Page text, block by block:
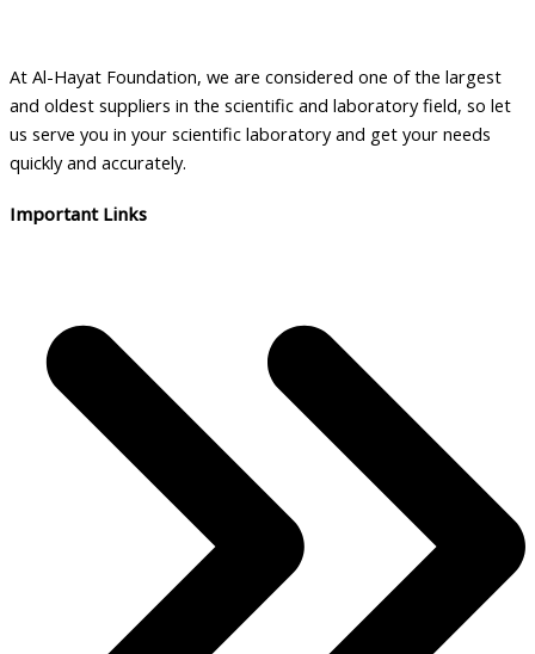
l
i
At Al-Hayat Foundation, we are considered one of the largest
and oldest suppliers in the scientific and laboratory field, so let
us serve you in your scientific laboratory and get your needs
quickly and accurately.
Important Links